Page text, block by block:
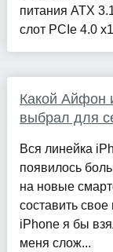
питания ATX
слот PCIe 4.0
Какой Айфон
выбрал для
Вся линейка
появилось
на новые
составить
iPhone я бы
меня слож...